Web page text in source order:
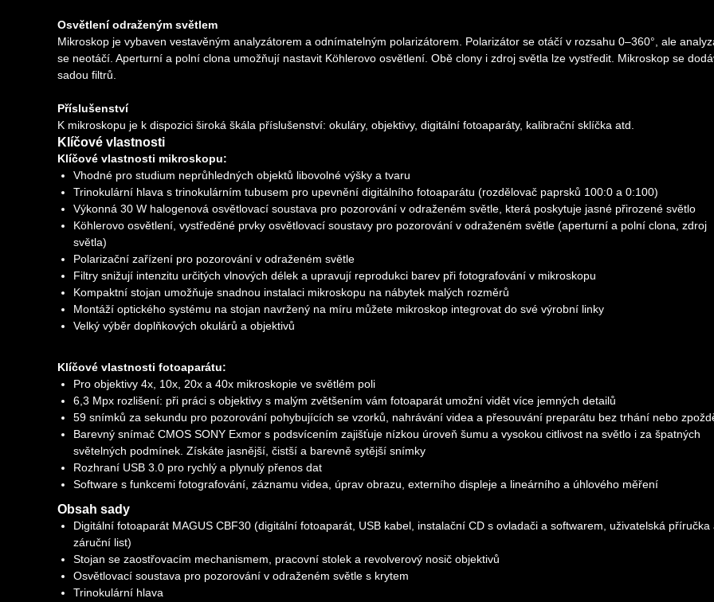
Osvětlení odraženým světlem
Mikroskop je vybaven vestavěným analyzátorem a odnímatelným polarizátorem. Polarizátor se otáčí v rozsahu 0–360°, ale
se neotáčí. Aperturní a polní clona umožňují nastavit Köhlerovo osvětlení. Obě clony i zdroj světla lze vystředit. Mikroskop se
sadou filtrů.
Příslušenství
K mikroskopu je k dispozici široká škála příslušenství: okuláry, objektivy, digitální fotoaparáty, kalibrační sklíčka atd.
Klíčové vlastnosti
Klíčové vlastnosti mikroskopu:
Vhodné pro studium neprůhledných objektů libovolné výšky a tvaru
Trinokulární hlava s trinokulárním tubusem pro upevnění digitálního fotoaparátu (rozdělovač paprsků 100:0 a 0:100)
Výkonná 30 W halogenová osvětlovací soustava pro pozorování v odraženém světle, která poskytuje jasné přirozené světlo
Köhlerovo osvětlení, vystředěné prvky osvětlovací soustavy pro pozorování v odraženém světle (aperturní a polní clona, zdroj
světla)
Polarizační zařízení pro pozorování v odraženém světle
Filtry snižují intenzitu určitých vlnových délek a upravují reprodukci barev při fotografování v mikroskopu
Kompaktní stojan umožňuje snadnou instalaci mikroskopu na nábytek malých rozměrů
Montáží optického systému na stojan navržený na míru můžete mikroskop integrovat do své výrobní linky
Velký výběr doplňkových okulárů a objektivů
Klíčové vlastnosti fotoaparátu:
Pro objektivy 4x, 10x, 20x a 40x mikroskopie ve světlém poli
6,3 Mpx rozlišení: při práci s objektivy s malým zvětšením vám fotoaparát umožní vidět více jemných detailů
59 snímků za sekundu pro pozorování pohybujících se vzorků, nahrávání videa a přesouvání preparátu bez trhání nebo
Barevný snímač CMOS SONY Exmor s podsvícením zajišťuje nízkou úroveň šumu a vysokou citlivost na světlo i za špatných
světelných podmínek. Získáte jasnější, čistší a barevně sytější snímky
Rozhraní USB 3.0 pro rychlý a plynulý přenos dat
Software s funkcemi fotografování, záznamu videa, úprav obrazu, externího displeje a lineárního a úhlového měření
Obsah sady
Digitální fotoaparát MAGUS CBF30 (digitální fotoaparát, USB kabel, instalační CD s ovladači a softwarem, uživatelská příručka
záruční list)
Stojan se zaostřovacím mechanismem, pracovní stolek a revolverový nosič objektivů
Osvětlovací soustava pro pozorování v odraženém světle s krytem
Trinokulární hlava